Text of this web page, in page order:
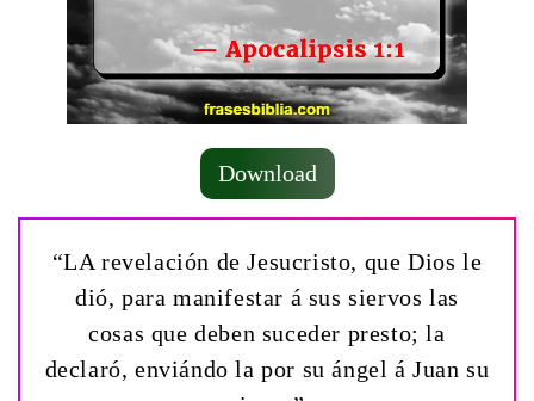
Download
“LA revelación de Jesucristo, que Dios le
dió, para manifestar á sus siervos las
cosas que deben suceder presto; la
declaró, enviándo la por su ángel á Juan su